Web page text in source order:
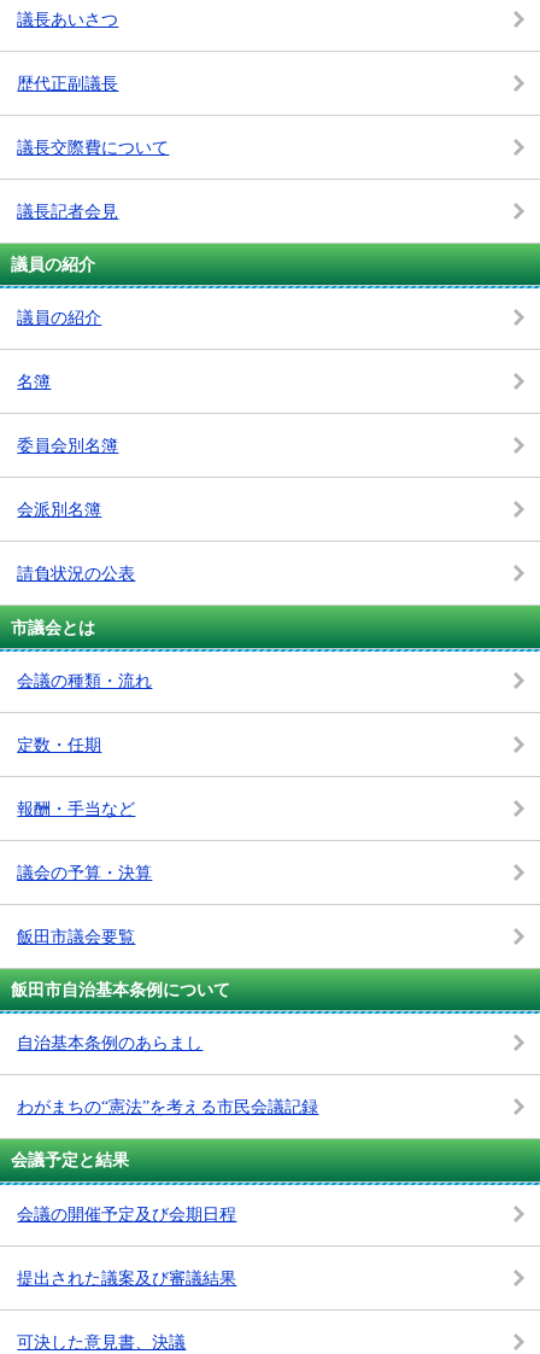
議長あいさつ
歴代正副議長
議長交際費について
議長記者会見
議員の紹介
議員の紹介
名簿
委員会別名簿
会派別名簿
請負状況の公表
市議会とは
会議の種類・流れ
定数・任期
報酬・手当など
議会の予算・決算
飯田市議会要覧
飯田市自治基本条例について
自治基本条例のあらまし
わがまちの“憲法”を考える市民会議記録
会議予定と結果
会議の開催予定及び会期日程
提出された議案及び審議結果
可決した意見書、決議